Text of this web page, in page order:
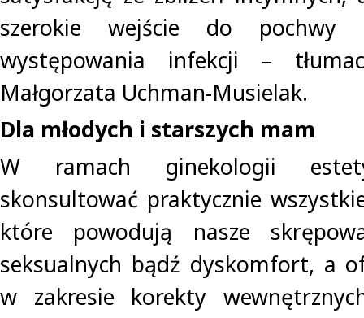
szerokie wejście do pochwy
występowania infekcji –
Małgorzata Uchman-Musielak.
Dla młodych i starszych mam
W ramach ginekologii
skonsultować praktycznie
które powodują nasze
seksualnych bądź dyskomfort, a
w zakresie korekty